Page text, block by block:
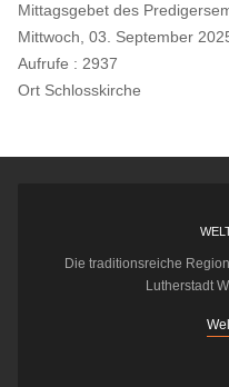
Mittagsgebet des
Mittwoch, 03. September
Aufrufe : 2937
Ort Schlosskirche
Die traditionsreiche
Lutherstadt